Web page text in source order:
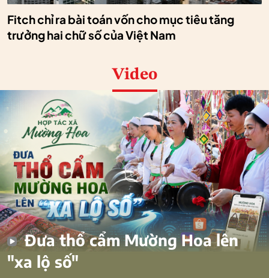
Fitch chỉ ra bài toán vốn cho mục tiêu tăng
trưởng hai chữ số của Việt Nam
Video
Đưa thổ cẩm Mường Hoa lên
"xa lộ số"